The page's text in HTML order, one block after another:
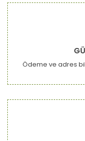
Ödeme ve adres